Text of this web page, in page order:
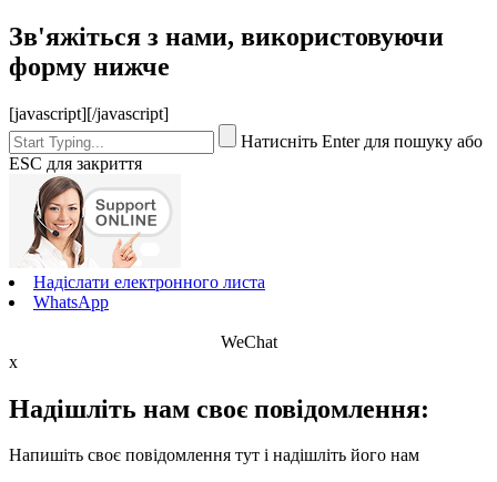
Зв'яжіться з нами, використовуючи
форму нижче
[javascript][/javascript]
Натисніть Enter для пошуку або
ESC для закриття
Надіслати електронного листа
WhatsApp
WeChat
x
Надішліть нам своє повідомлення:
Напишіть своє повідомлення тут і надішліть його нам